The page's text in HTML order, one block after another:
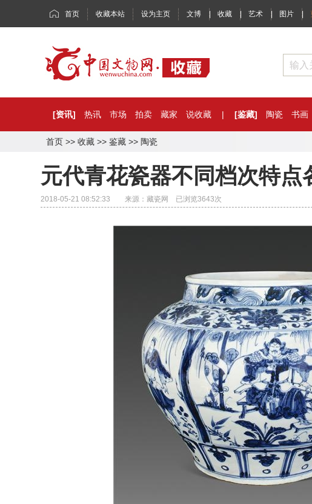
首页 收藏本站 设为主页 文博 | 收藏 | 艺术 | 图片 |
[资讯] 热讯 市场 拍卖 藏家 说收藏 | [鉴藏] 陶瓷 书画
首页 >> 收藏 >> 鉴藏 >> 陶瓷
元代青花瓷器不同档次特点
2018-05-21 08:52:33 来源：藏瓷网 已浏览3643次